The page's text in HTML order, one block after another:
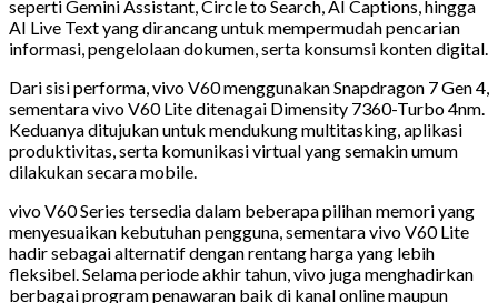
seperti Gemini Assistant, Circle to Search, AI Captions, hingga
AI Live Text yang dirancang untuk mempermudah pencarian
informasi, pengelolaan dokumen, serta konsumsi konten digital.
Dari sisi performa, vivo V60 menggunakan Snapdragon 7 Gen 4,
sementara vivo V60 Lite ditenagai Dimensity 7360-Turbo 4nm.
Keduanya ditujukan untuk mendukung multitasking, aplikasi
produktivitas, serta komunikasi virtual yang semakin umum
dilakukan secara mobile.
vivo V60 Series tersedia dalam beberapa pilihan memori yang
menyesuaikan kebutuhan pengguna, sementara vivo V60 Lite
hadir sebagai alternatif dengan rentang harga yang lebih
fleksibel. Selama periode akhir tahun, vivo juga menghadirkan
berbagai program penawaran baik di kanal online maupun